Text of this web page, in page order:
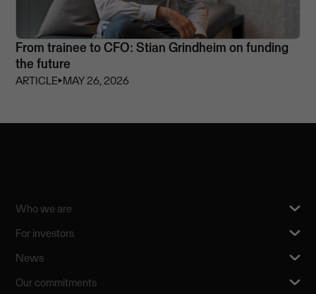
From trainee to CFO: Stian Grindheim on funding
the future
ARTICLE⏵MAY 26, 2026
Who we are
For investors
News
Our commitments